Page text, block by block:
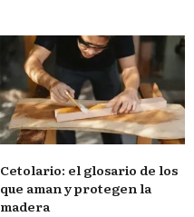
Cetolario: el glosario de los
que aman y protegen la
madera